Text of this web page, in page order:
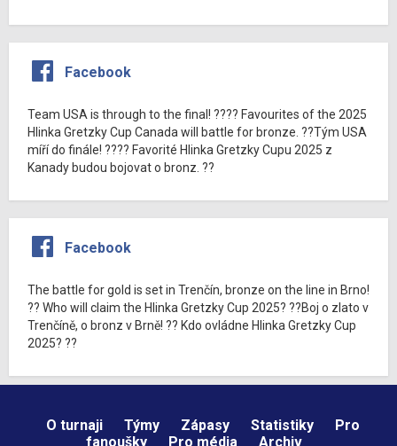
Facebook
Team USA is through to the final! ???? Favourites of the 2025
Hlinka Gretzky Cup Canada will battle for bronze. ??Tým USA
míří do finále! ???? Favorité Hlinka Gretzky Cupu 2025 z
Kanady budou bojovat o bronz. ??
Facebook
The battle for gold is set in Trenčín, bronze on the line in Brno!
?? Who will claim the Hlinka Gretzky Cup 2025? ??Boj o zlato v
Trenčíně, o bronz v Brně! ?? Kdo ovládne Hlinka Gretzky Cup
2025? ??
O turnaji Týmy Zápasy Statistiky
Pro
fanoušky
Pro média Archiv